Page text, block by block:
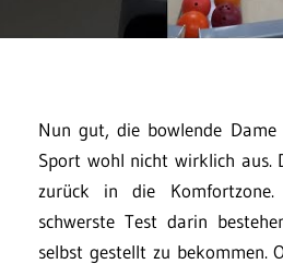
Nun gut, die bowlende
Sport wohl nicht wirklich aus.
zurück in die
schwerste Test darin
selbst gestellt zu bekommen.